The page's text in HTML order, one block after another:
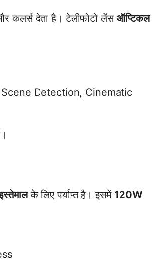
कलर्स देता है। टेलीफोटो लेंस ऑप्टिकल
Detection, Cinematic
के लिए पर्याप्त है। इसमें 120W